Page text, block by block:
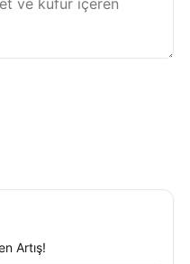
da bu konuda
belirtti. Konuya
Sivas Valiliği
paylaşılıyor
hayvanseverlerden
hakları
Artış!